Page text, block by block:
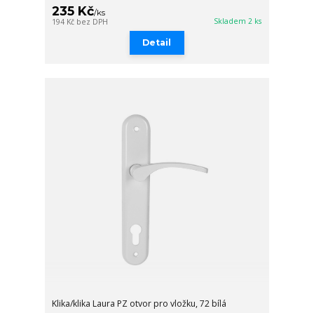
235 Kč/ks
194 Kč bez DPH Skladem 2 ks
Detail
Klika/klika Laura PZ otvor pro vložku, 72 bílá